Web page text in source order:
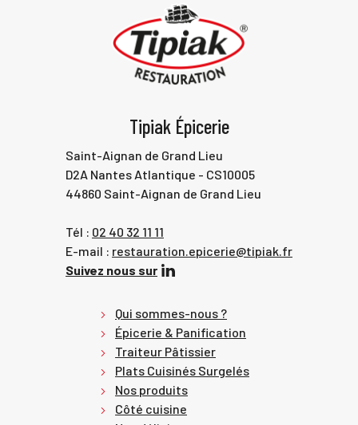
Tipiak Épicerie
Saint-Aignan de Grand Lieu
D2A Nantes Atlantique - CS10005
44860 Saint-Aignan de Grand Lieu
Tél : 02 40 32 11 11
E-mail : restauration.epicerie@tipiak.fr
Suivez nous sur
Qui sommes-nous ?
Épicerie & Panification
Traiteur Pâtissier
Plats Cuisinés Surgelés
Nos produits
Côté cuisine